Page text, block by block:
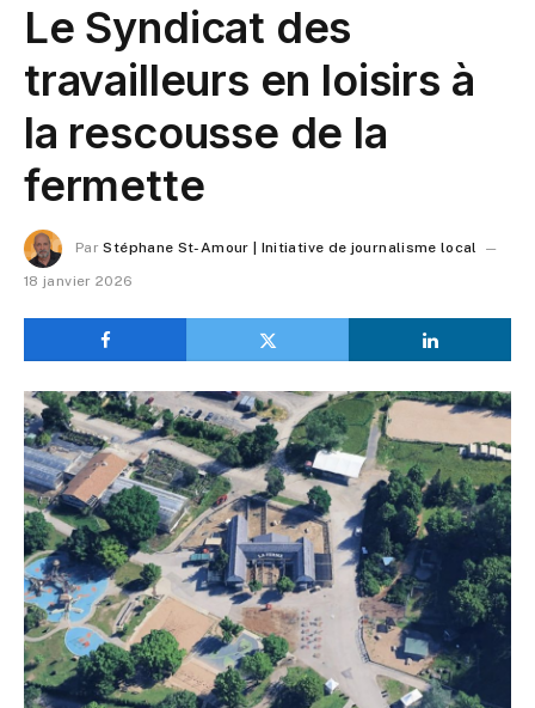
Le Syndicat des
travailleurs en loisirs à
la rescousse de la
fermette
Par Stéphane St-Amour | Initiative de journalisme local
18 janvier 2026